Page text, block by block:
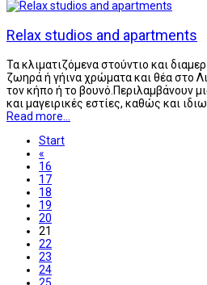
Relax studios and apartments
Τα κλιματιζόμενα στούντιο και
ζωηρά ή γήινα χρώματα και θέα στο
τον κήπο ή το βουνό.Περιλαμβάνουν
και μαγειρικές εστίες, καθώς και
Read more...
Start
«
16
17
18
19
20
21
22
23
24
25